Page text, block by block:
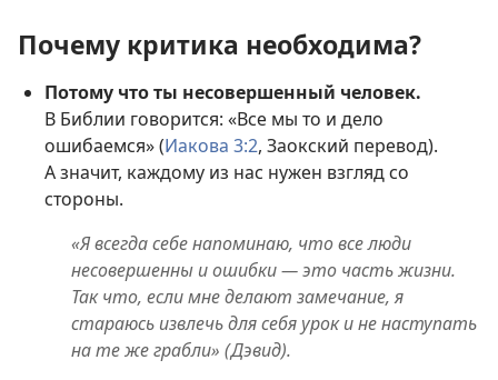
Почему критика необходима?
Потому что ты несовершенный человек.
В Библии говорится: «Все мы то и дело
ошибаемся» (Иакова 3:2, Заокский перевод).
А значит, каждому из нас нужен взгляд со
стороны.
«Я всегда себе напоминаю, что все люди
несовершенны и ошибки — это часть жизни.
Так что, если мне делают замечание, я
стараюсь извлечь для себя урок и не наступать
на те же грабли» (Дэвид).